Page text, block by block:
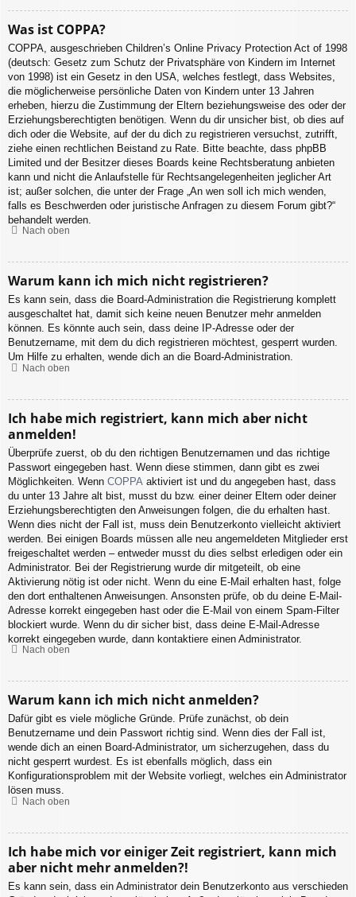
Was ist COPPA?
COPPA, ausgeschrieben Children’s Online Privacy Protection Act of 1998
(deutsch: Gesetz zum Schutz der Privatsphäre von Kindern im Internet
von 1998) ist ein Gesetz in den USA, welches festlegt, dass Websites,
die möglicherweise persönliche Daten von Kindern unter 13 Jahren
erheben, hierzu die Zustimmung der Eltern beziehungsweise des oder der
Erziehungsberechtigten benötigen. Wenn du dir unsicher bist, ob dies auf
dich oder die Website, auf der du dich zu registrieren versuchst, zutrifft,
ziehe einen rechtlichen Beistand zu Rate. Bitte beachte, dass phpBB
Limited und der Besitzer dieses Boards keine Rechtsberatung anbieten
kann und nicht die Anlaufstelle für Rechtsangelegenheiten jeglicher Art
ist; außer solchen, die unter der Frage „An wen soll ich mich wenden,
falls es Beschwerden oder juristische Anfragen zu diesem Forum gibt?“
behandelt werden.
Nach oben
Warum kann ich mich nicht registrieren?
Es kann sein, dass die Board-Administration die Registrierung komplett
ausgeschaltet hat, damit sich keine neuen Benutzer mehr anmelden
können. Es könnte auch sein, dass deine IP-Adresse oder der
Benutzername, mit dem du dich registrieren möchtest, gesperrt wurden.
Um Hilfe zu erhalten, wende dich an die Board-Administration.
Nach oben
Ich habe mich registriert, kann mich aber nicht
anmelden!
Überprüfe zuerst, ob du den richtigen Benutzernamen und das richtige
Passwort eingegeben hast. Wenn diese stimmen, dann gibt es zwei
Möglichkeiten. Wenn COPPA aktiviert ist und du angegeben hast, dass
du unter 13 Jahre alt bist, musst du bzw. einer deiner Eltern oder deiner
Erziehungsberechtigten den Anweisungen folgen, die du erhalten hast.
Wenn dies nicht der Fall ist, muss dein Benutzerkonto vielleicht aktiviert
werden. Bei einigen Boards müssen alle neu angemeldeten Mitglieder erst
freigeschaltet werden – entweder musst du dies selbst erledigen oder ein
Administrator. Bei der Registrierung wurde dir mitgeteilt, ob eine
Aktivierung nötig ist oder nicht. Wenn du eine E-Mail erhalten hast, folge
den dort enthaltenen Anweisungen. Ansonsten prüfe, ob du deine E-Mail-
Adresse korrekt eingegeben hast oder die E-Mail von einem Spam-Filter
blockiert wurde. Wenn du dir sicher bist, dass deine E-Mail-Adresse
korrekt eingegeben wurde, dann kontaktiere einen Administrator.
Nach oben
Warum kann ich mich nicht anmelden?
Dafür gibt es viele mögliche Gründe. Prüfe zunächst, ob dein
Benutzername und dein Passwort richtig sind. Wenn dies der Fall ist,
wende dich an einen Board-Administrator, um sicherzugehen, dass du
nicht gesperrt wurdest. Es ist ebenfalls möglich, dass ein
Konfigurationsproblem mit der Website vorliegt, welches ein Administrator
lösen muss.
Nach oben
Ich habe mich vor einiger Zeit registriert, kann mich
aber nicht mehr anmelden?!
Es kann sein, dass ein Administrator dein Benutzerkonto aus verschieden